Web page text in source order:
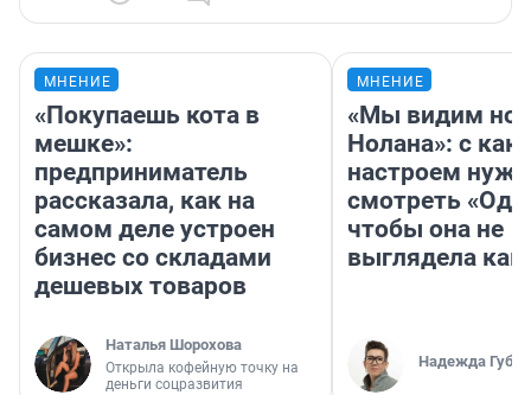
МНЕНИЕ
«Покупаешь кота в
мешке»:
предприниматель
рассказала, как на
самом деле устроен
бизнес со складами
дешевых товаров
Наталья Шорохова
Открыла кофейную точку на
деньги соцразвития
МНЕНИЕ
«Мы видим
Нолана»: с
настроем
смотреть
чтобы она не
выглядела как
Надежда